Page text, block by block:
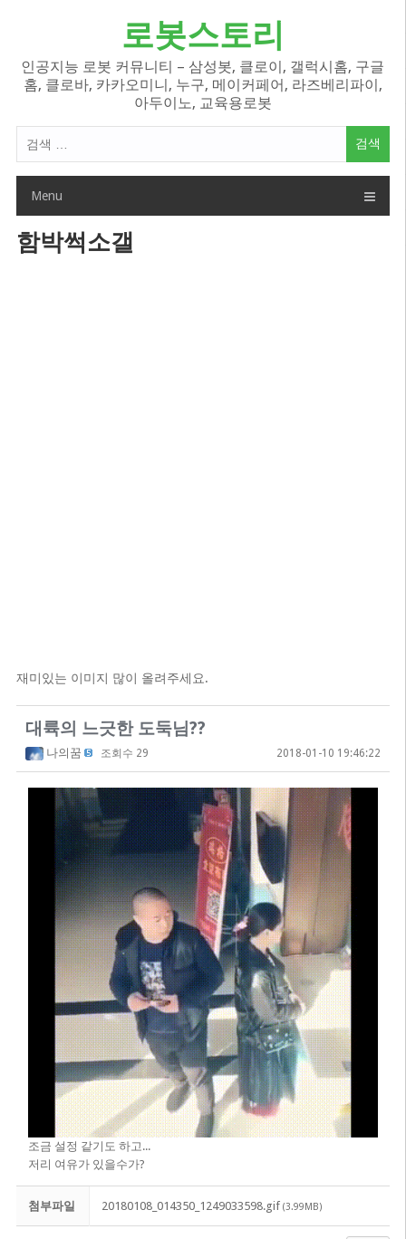
로봇스토리
인공지능 로봇 커뮤니티 – 삼성봇, 클로이, 갤럭시홈, 구글
홈, 클로바, 카카오미니, 누구, 메이커페어, 라즈베리파이,
아두이노, 교육용로봇
색
Menu
함박썩소갤
재미있는 이미지 많이 올려주세요.
대륙의 느긋한 도둑님??
나의꿈 조회수 29 2018-01-10 19:46:22
조금 설정 같기도 하고...
저리 여유가 있을수가?
첨부파일 20180108_014350_1249033598.gif (3.99MB)